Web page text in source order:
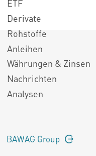
ETF
Derivate
Rohstoffe
Anleihen
Währungen & Zinsen
Nachrichten
Analysen
BAWAG Group